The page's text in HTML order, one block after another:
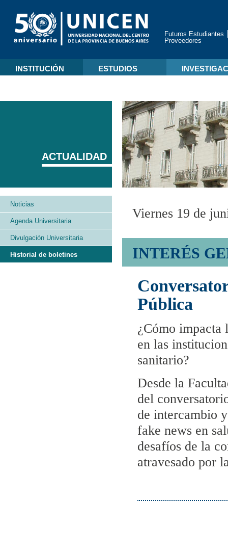
Futuros Estudiantes
Proveedores
INSTITUCIÓN ESTUDIOS
Viernes 19 de
INTERÉS
Pública
¿Cómo impacta
en las
sanitario?
Desde la
del
de intercambio
fake news en
desafíos de la
atravesado por
ACTUALIDAD
Noticias
Agenda Universitaria
Divulgación Universitaria
Historial de boletines